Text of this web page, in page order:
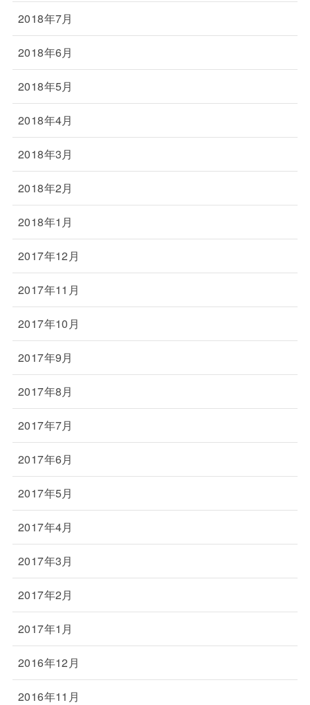
2018年7月
2018年6月
2018年5月
2018年4月
2018年3月
2018年2月
2018年1月
2017年12月
2017年11月
2017年10月
2017年9月
2017年8月
2017年7月
2017年6月
2017年5月
2017年4月
2017年3月
2017年2月
2017年1月
2016年12月
2016年11月